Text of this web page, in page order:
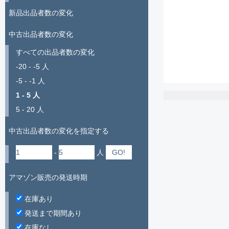
新品出品者数の変化
中古出品者数の変化
すべての出品者数の変化
-20 - -5 人
-5 - -1 人
1 - 5 人
5 - 20 人
中古出品者数の変化を指定する
- 人
アマゾン販売の発送時期
在庫あり
発送まで期間あり